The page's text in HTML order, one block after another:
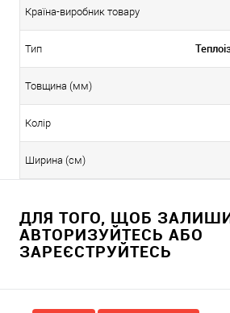
Країна-виробник товару
Тип
Товщина (мм)
Колір
Ширина (см)
ДЛЯ ТОГО, ЩОБ
АВТОРИЗУЙТЕСЬ АБО
ЗАРЕЄСТРУЙТЕСЬ